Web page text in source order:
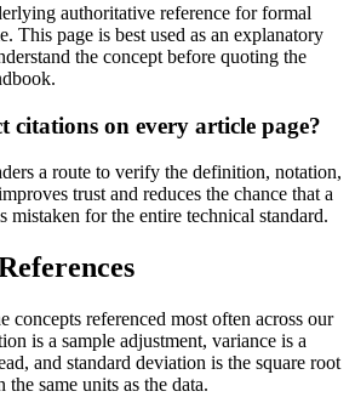
authoritative reference for formal
This page is best used as an explanatory
the concept before quoting the
citations on every article page?
a route to verify the definition, notation,
trust and reduces the chance that a
mistaken for the entire technical standard.
concepts referenced most often across our
is a sample adjustment, variance is a
and standard deviation is the square root
same units as the data.